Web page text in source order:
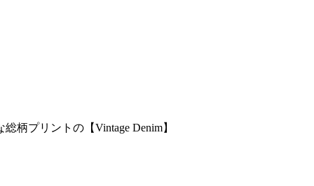
柄プリントの【Vintage Denim】